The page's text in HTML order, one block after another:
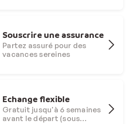
Souscrire une assurance
Partez assuré pour des
vacances sereines
Echange flexible
Gratuit jusqu'à 6 semaines
avant le départ (sous